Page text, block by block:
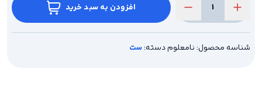
ست
سه
نخ
D&G
افزودن به سبد خرید
شناسه محصول:نامعلومدسته:ست